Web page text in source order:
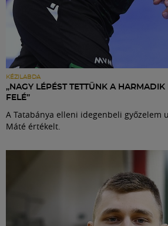
KÉZILABDA
„NAGY LÉPÉST TETTÜNK A HARMADIK
FELÉ”
A Tatabánya elleni idegenbeli győzelem
Máté értékelt.